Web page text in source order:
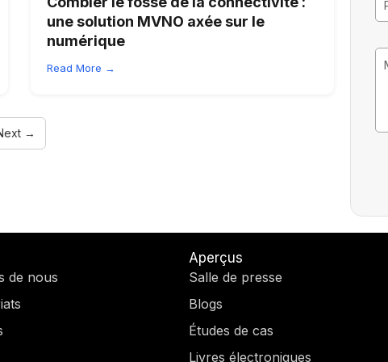
une solution MVNO axée sur le
numérique
Read More →
→
ih
M
de nous
Aperçus
Salle de presse
Blogs
Études de cas
Livres électroniques